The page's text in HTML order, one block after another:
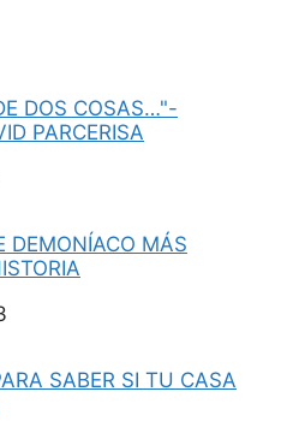
DOS COSAS…"-
PARCERISA
DEMONÍACO MÁS
SABER SI TU CASA